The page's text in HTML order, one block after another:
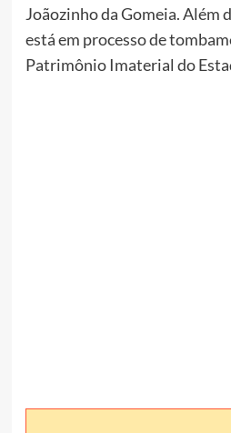
Joãozinho da Gomeia. Além
está em processo de
Patrimônio Imaterial do